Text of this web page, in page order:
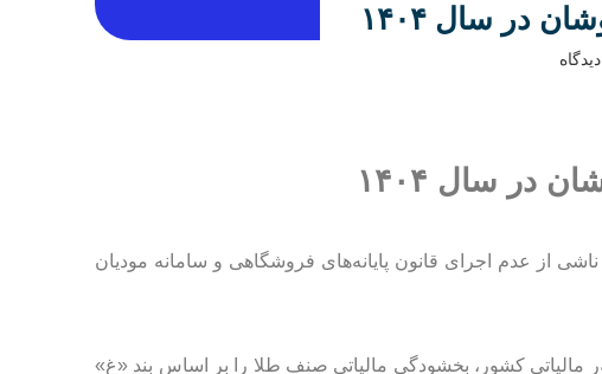
در سال ۱۴۰۴
در سال ۱۴۰۴
ناشی از عدم اجرای قانون پایانه‌های فروشگاهی و سامانه مودیان
مالیاتی کشور، بخشودگی مالیاتی صنف طلا را بر اساس بند «غ»